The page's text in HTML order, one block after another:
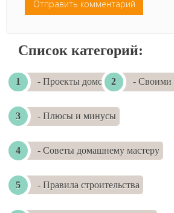
Список категорий:
- Проекты домов - Своими
- Плюсы и минусы
- Советы домашнему мастеру
- Правила строительства